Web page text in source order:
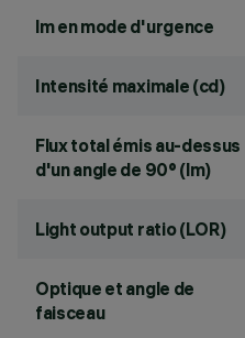
lm en mode d'urgence
Intensité maximale (cd)
Flux total émis au-dessus
d'un angle de 90° (lm)
Light output ratio (LOR)
Optique et angle de
faisceau